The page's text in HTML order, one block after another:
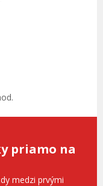
priamo na
medzi prvými